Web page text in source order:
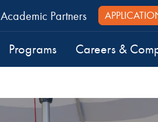
Academic Partners
Programs Careers &